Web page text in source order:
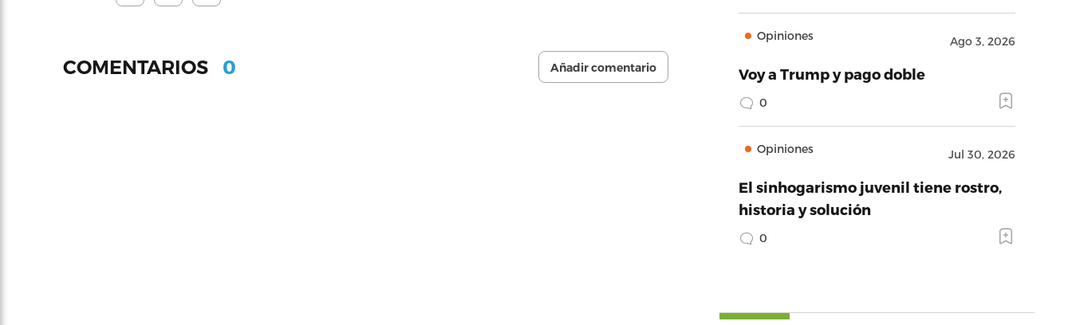
COMENTARIOS 0 Añadir comentario
Opiniones Ago 3, 2026
Voy a Trump y pago doble
0
Opiniones Jul 30, 2026
El sinhogarismo juvenil tiene rostro,
historia y solución
0